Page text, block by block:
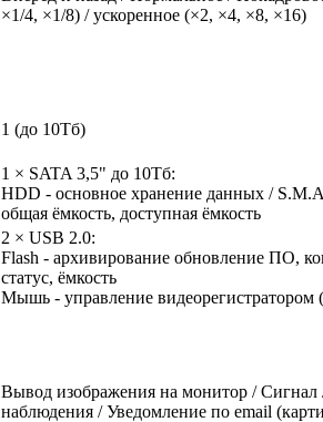
×1/4, ×1/8) / ускоренное (×2, ×4, ×8, ×16)
1 (до 10Тб)
1 × SATA 3,5" до 10Тб:
HDD - основное хранение данных /
общая ёмкость, доступная ёмкость
2 × USB 2.0:
Flash - архивирование обновление ПО,
статус, ёмкость
Мышь - управление видеорегистратором
Вывод изображения на монитор / Сигнал
наблюдения / Уведомление по email